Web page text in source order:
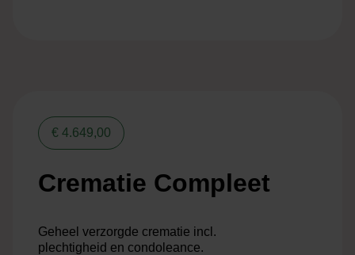
Crematie Compleet
€ 4.649,00
Geheel verzorgde crematie incl.
plechtigheid en condoleance.